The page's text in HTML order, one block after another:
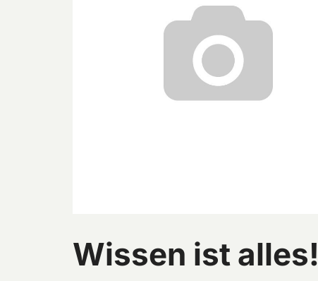
Wissen ist alles!